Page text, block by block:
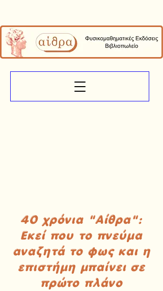
40 χρόνια "Αίθρα":
Εκεί που το πνεύμα
αναζητά το φως και η
επιστήμη μπαίνει σε
πρώτο πλάνο